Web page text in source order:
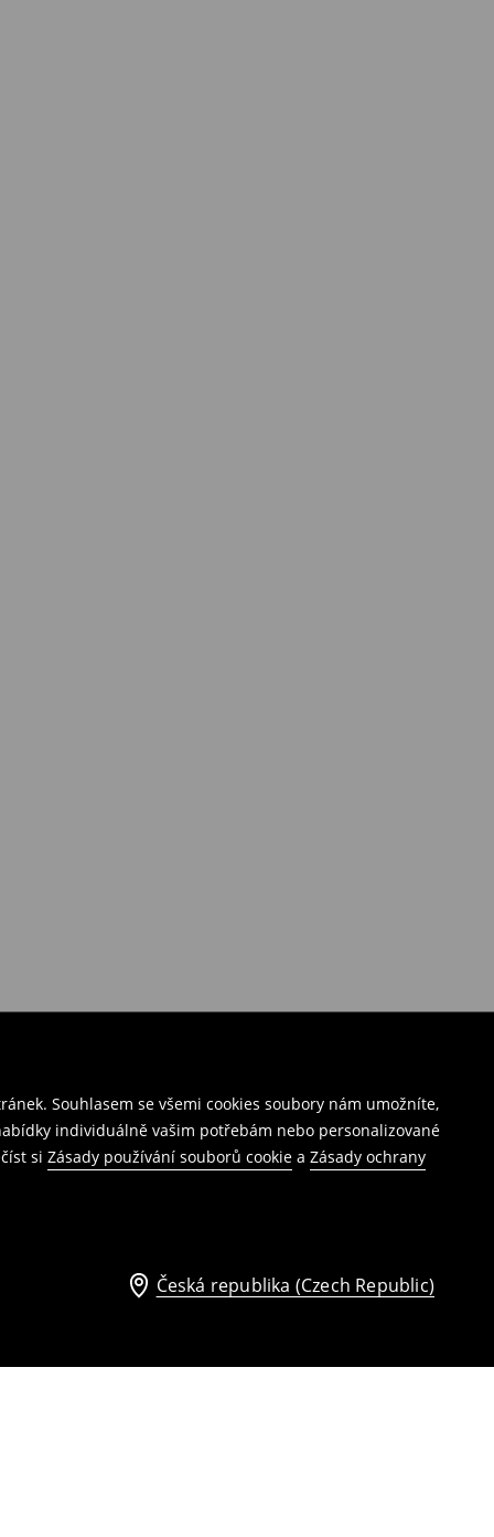
Souhlasem se všemi cookies soubory nám umožníte,
individuálně vašim potřebám nebo personalizované
si Zásady používání souborů cookie a Zásady ochrany
Česká republika (Czech Republic)